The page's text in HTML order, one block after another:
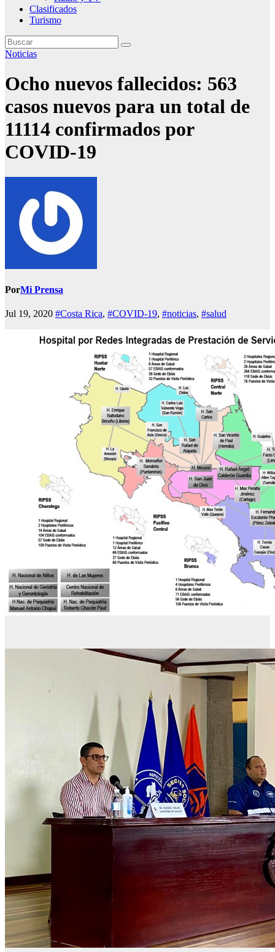
Clasificados
Turismo
Noticias
Ocho nuevos fallecidos: 563
casos nuevos para un total de
11114 confirmados por
COVID-19
PorMi Prensa
Jul 19, 2020 #Costa Rica, #COVID-19, #noticias, #salud